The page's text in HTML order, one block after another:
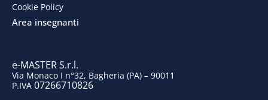
k
Cookie Policy
Area insegnanti
e-MASTER S.r.l.
Via Monaco I n°32, Bagheria (PA) – 90011
P.IVA 07266710826